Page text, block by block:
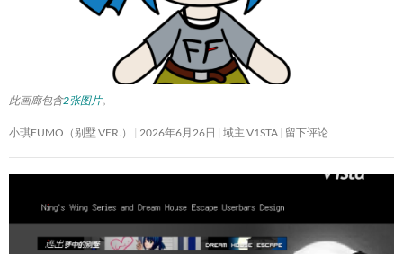
此画廊包含2张图片。
小琪FUMO（别墅 VER.） 2026年6月26日 域主 V1STA 留下评论